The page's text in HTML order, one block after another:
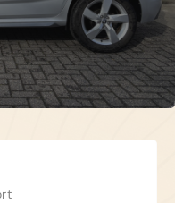
50 4421 BT